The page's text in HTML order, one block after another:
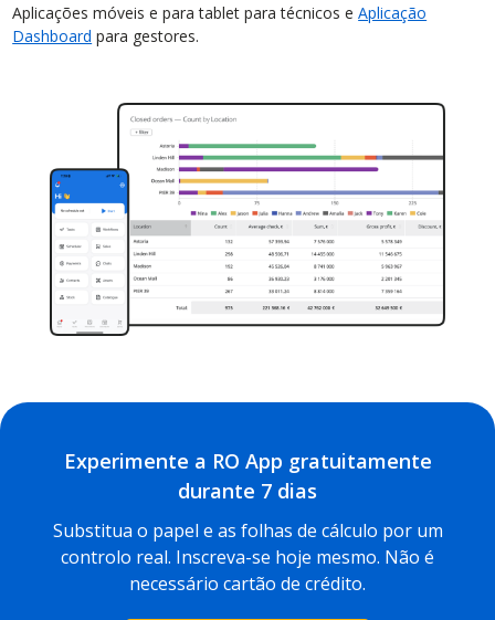
Aplicações móveis e para tablet para técnicos eAplicação
Dashboard para gestores.
Experimente a RO App gratuitamente
durante 7 dias
Substitua o papel e as folhas de cálculo por um
controlo real. Inscreva-se hoje mesmo. Não é
necessário cartão de crédito.